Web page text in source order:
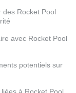
Rocket Pool
avec Rocket Pool
potentiels sur